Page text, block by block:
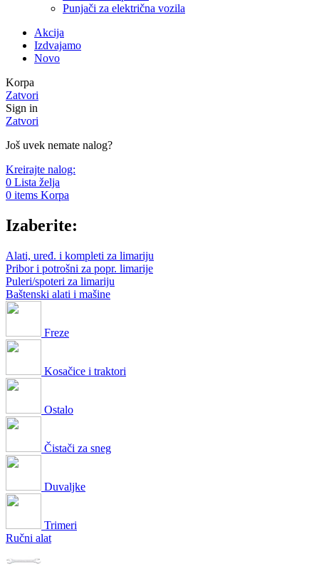
Punjači za električna vozila
Akcija
Izdvajamo
Novo
Korpa
Zatvori
Sign in
Zatvori
Još uvek nemate nalog?
Kreirajte nalog:
0 Lista želja
0 items Korpa
Izaberite:
Alati, uređ. i kompleti za limariju
Pribor i potrošni za popr. limarije
Puleri/spoteri za limariju
Baštenski alati i mašine
Freze
Kosačice i traktori
Ostalo
Čistači za sneg
Duvaljke
Trimeri
Ručni alat